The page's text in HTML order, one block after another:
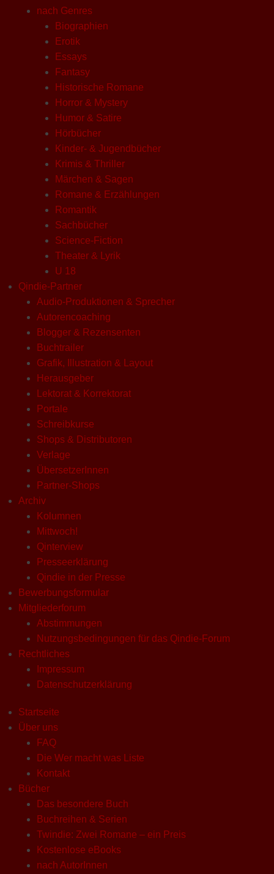
nach Genres
Biographien
Erotik
Essays
Fantasy
Historische Romane
Horror & Mystery
Humor & Satire
Hörbücher
Kinder- & Jugendbücher
Krimis & Thriller
Märchen & Sagen
Romane & Erzählungen
Romantik
Sachbücher
Science-Fiction
Theater & Lyrik
U 18
Qindie-Partner
Audio-Produktionen & Sprecher
Autorencoaching
Blogger & Rezensenten
Buchtrailer
Grafik, Illustration & Layout
Herausgeber
Lektorat & Korrektorat
Portale
Schreibkurse
Shops & Distributoren
Verlage
ÜbersetzerInnen
Partner-Shops
Archiv
Kolumnen
Mittwoch!
Qinterview
Presseerklärung
Qindie in der Presse
Bewerbungsformular
Mitgliederforum
Abstimmungen
Nutzungsbedingungen für das Qindie-Forum
Rechtliches
Impressum
Datenschutzerklärung
Startseite
Über uns
FAQ
Die Wer macht was Liste
Kontakt
Bücher
Das besondere Buch
Buchreihen & Serien
Twindie: Zwei Romane – ein Preis
Kostenlose eBooks
nach AutorInnen